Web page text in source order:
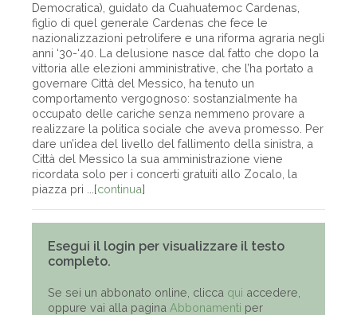
Democratica), guidato da Cuahuatemoc Cardenas,
figlio di quel generale Cardenas che fece le
nazionalizzazioni petrolifere e una riforma agraria negli
anni ‘30-‘40. La delusione nasce dal fatto che dopo la
vittoria alle elezioni amministrative, che l’ha portato a
governare Città del Messico, ha tenuto un
comportamento vergognoso: sostanzialmente ha
occupato delle cariche senza nemmeno provare a
realizzare la politica sociale che aveva promesso. Per
dare un’idea del livello del fallimento della sinistra, a
Città del Messico la sua amministrazione viene
ricordata solo per i concerti gratuiti allo Zocalo, la
piazza pri ...[continua]
Esegui il login per visualizzare il testo
completo.
Se sei un abbonato online, clicca qui accedere,
oppure vai alla pagina Abbonamenti per